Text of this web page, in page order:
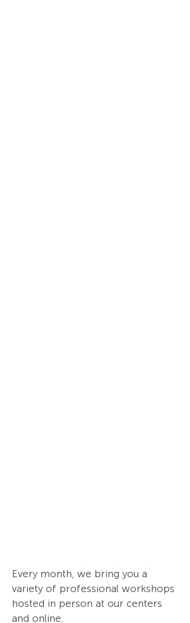
Every month, we bring you a
variety of professional workshops
hosted in person at our centers
and online.